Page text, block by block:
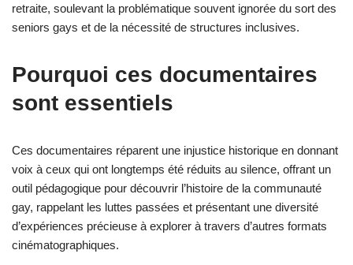
retraite, soulevant la problématique souvent ignorée du sort des
seniors gays et de la nécessité de structures inclusives.
Pourquoi ces documentaires
sont essentiels
Ces documentaires réparent une injustice historique en donnant
voix à ceux qui ont longtemps été réduits au silence, offrant un
outil pédagogique pour découvrir l’histoire de la communauté
gay, rappelant les luttes passées et présentant une diversité
d’expériences précieuse à explorer à travers d’autres formats
cinématographiques.